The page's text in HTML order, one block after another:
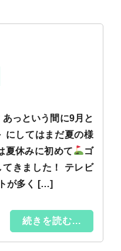
あっという間に9月と
にしてはまだ夏の様
夏休みに初めて
ゴ
きました！ テレビ
が多く […]
続きを読む...